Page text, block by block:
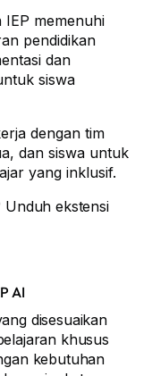
IEP memenuhi
pendidikan
dan
siswa
dengan tim
dan siswa untuk
yang inklusif.
Unduh ekstensi
AI
disesuaikan
khusus
kebutuhan